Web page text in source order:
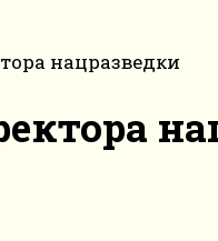
нацразведки